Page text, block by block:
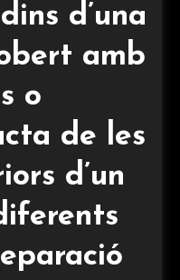
d’una
amb
o
de les
d’un